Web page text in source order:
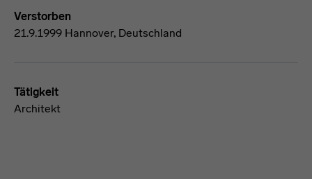
Verstorben
21.9.1999 Hannover, Deutschland
Tätigkeit
Architekt